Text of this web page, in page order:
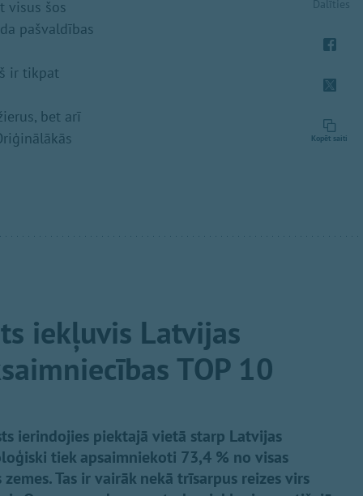
visus šos
pašvaldības
ir tikpat
bet arī
Dalīties
Kopēt saiti
iekļuvis Latvijas
TOP 10
ierindojies piektajā vietā starp Latvijas
tiek apsaimniekoti 73,4 % no visas
Tas ir vairāk nekā trīsarpus reizes virs